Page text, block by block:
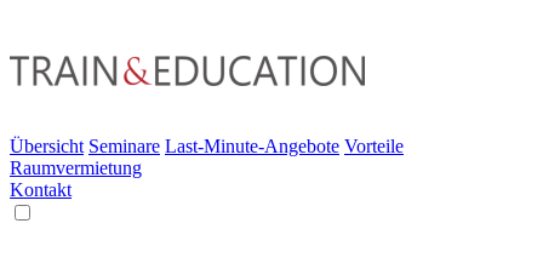
Übersicht Seminare Last-Minute-Angebote Vorteile
Raumvermietung
Kontakt